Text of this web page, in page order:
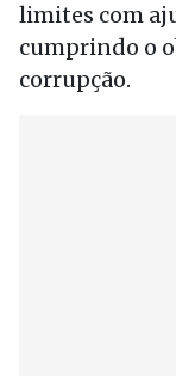
limites com
cumprindo o
corrupção.